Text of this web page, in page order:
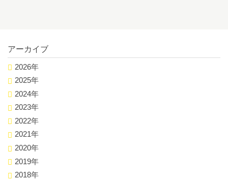
アーカイブ
2026年
2025年
2024年
2023年
2022年
2021年
2020年
2019年
2018年